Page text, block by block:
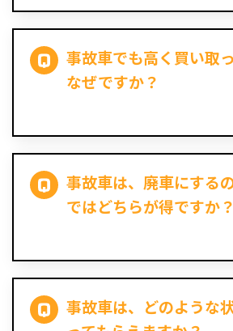
事故車でも高く買い取
なぜですか？
事故車は、廃車にする
ではどちらが得ですか？
事故車は、どのような